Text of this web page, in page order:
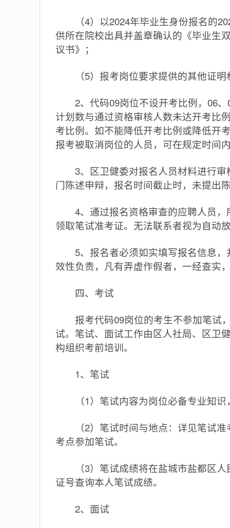
（4）以2024年毕业生身份报名的
供所在院校出具并盖章确认的《毕业生
议书》；
（5）报考岗位要求提供的其他证明
2、代码09岗位不设开考比例，06、
计划数与通过资格审核人数未达开考比
考比例。如不能降低开考比例或降低开
报考被取消岗位的人员，可在规定时间
3、区卫健委对报名人员材料进行审
门陈述申辩，报名时间截止时，未提出
4、通过报名资格审查的应聘人员，
领取笔试准考证。无法联系者视为自动
5、报名者必须如实填写报名信息，
效性负责，凡有弄虚作假者，一经查实
四、考试
报考代码09岗位的考生不参加笔试
试。笔试、面试工作由区人社局、区卫
构组织考前培训。
1、笔试
（1）笔试内容为岗位必备专业知识
（2）笔试时间与地点：详见笔试准
考点参加笔试。
（3）笔试成绩将在盐城市盐都区人
证号查询本人笔试成绩。
2、面试